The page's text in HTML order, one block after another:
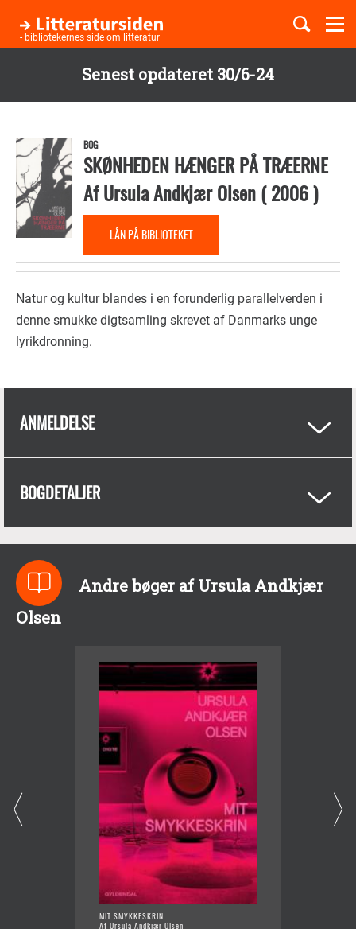
Senest opdateret 30/6-24
hovedindhold
- bibliotekernes side om litteratur
Børnebøger
Temaer
BOG
SKØNHEDEN HÆNGER PÅ TRÆERNE
AfUrsula Andkjær Olsen(2006)
LÅN PÅ BIBLIOTEKET
Natur og kultur blandes i en forunderlig parallelverden i
denne smukke digtsamling skrevet af Danmarks unge
lyrikdronning.
ANMELDELSE
BOGDETALJER
Andre bøger af Ursula Andkjær
Olsen
MIT SMYKKESKRIN
Af Ursula Andkjær Olsen